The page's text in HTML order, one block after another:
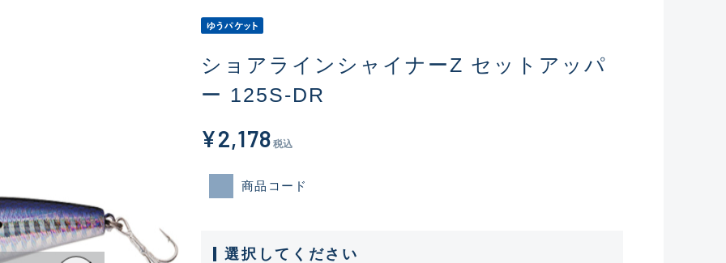
ショアラインシャイナーZ セットアッパ
ー 125S-DR
¥2,178 税込
商品コード
選択してください